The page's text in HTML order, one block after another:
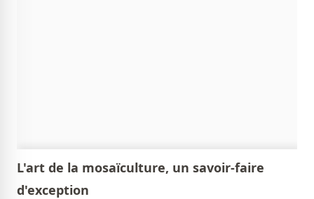
L'art de la mosaïculture, un savoir-faire
d'exception